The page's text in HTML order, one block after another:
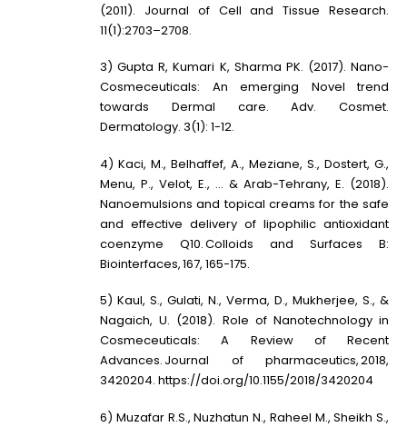
(2011). Journal of Cell and Tissue Research.
11(1):2703–2708.
3) Gupta R, Kumari K, Sharma PK. (2017). Nano-
Cosmeceuticals: An emerging Novel trend
towards Dermal care. Adv. Cosmet.
Dermatology. 3(1): 1-12.
4) Kaci, M., Belhaffef, A., Meziane, S., Dostert, G.,
Menu, P., Velot, E., … & Arab-Tehrany, E. (2018).
Nanoemulsions and topical creams for the safe
and effective delivery of lipophilic antioxidant
coenzyme Q10. Colloids and Surfaces B:
Biointerfaces, 167, 165-175.
5) Kaul, S., Gulati, N., Verma, D., Mukherjee, S., &
Nagaich, U. (2018). Role of Nanotechnology in
Cosmeceuticals: A Review of Recent
Advances. Journal of pharmaceutics, 2018,
3420204. https://doi.org/10.1155/2018/3420204
6) Muzafar R.S., Nuzhatun N., Raheel M., Sheikh S.,